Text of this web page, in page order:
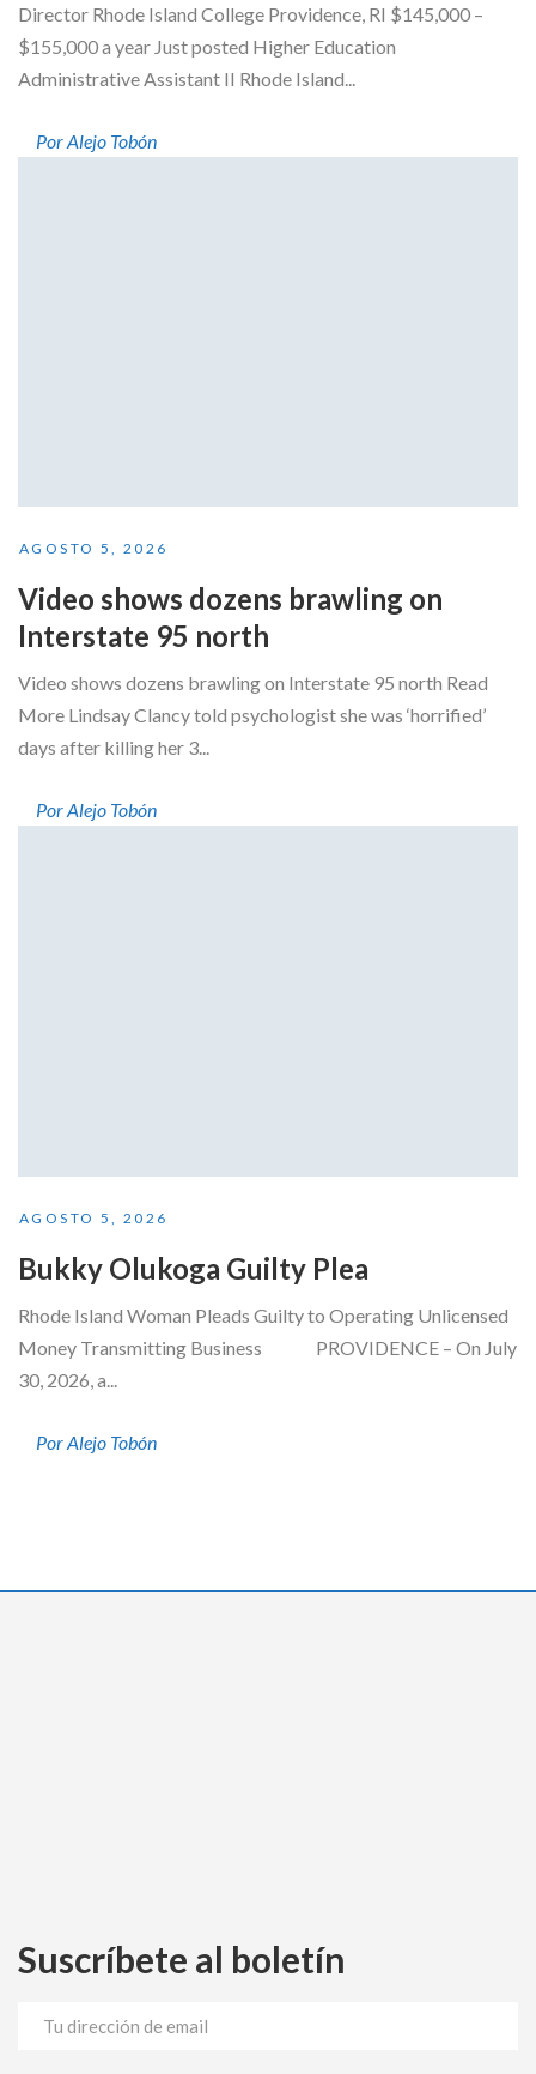
Director Rhode Island College Providence, RI $145,000 –
$155,000 a year Just posted Higher Education
Administrative Assistant II Rhode Island...
Por Alejo Tobón
AGOSTO 5, 2026
Video shows dozens brawling on
Interstate 95 north
Video shows dozens brawling on Interstate 95 north Read
More Lindsay Clancy told psychologist she was ‘horrified’
days after killing her 3...
Por Alejo Tobón
AGOSTO 5, 2026
Bukky Olukoga Guilty Plea
Rhode Island Woman Pleads Guilty to Operating Unlicensed
Money Transmitting Business PROVIDENCE – On July
30, 2026, a...
Por Alejo Tobón
Suscríbete al boletín